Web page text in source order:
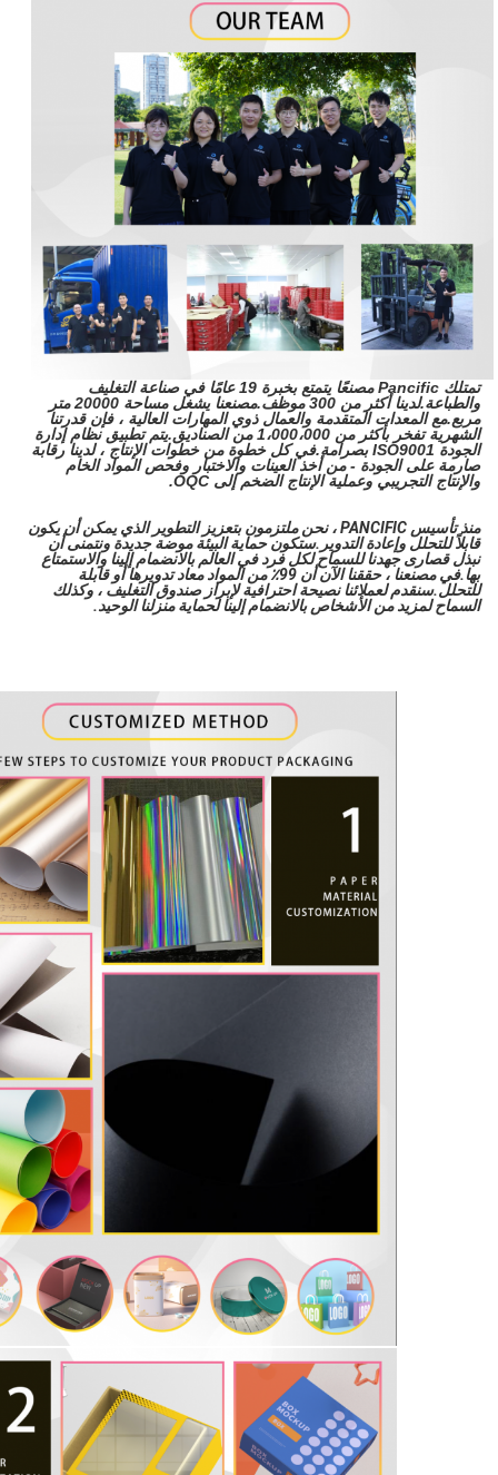
تمتلك Pancific مصنعًا يتمتع بخبرة 19 عامًا في صناعة التغليف
والطباعة.لدينا أكثر من 300 موظف.مصنعنا يشغل مساحة 20000 متر
مربع.مع المعدات المتقدمة والعمال ذوي المهارات العالية ، فإن قدرتنا
الشهرية تفخر بأكثر من 1،000،000 من الصناديق.يتم تطبيق نظام إدارة
الجودة ISO9001 بصرامة.في كل خطوة من خطوات الإنتاج ، لدينا رقابة
صارمة على الجودة - من أخذ العينات والاختبار وفحص المواد الخام
والإنتاج التجريبي وعملية الإنتاج الضخم إلى OQC.
منذ تأسيس PANCIFIC ، نحن ملتزمون بتعزيز التطوير الذي يمكن أن يكون
قابلاً للتحلل وإعادة التدوير.ستكون حماية البيئة موضة جديدة ونتمنى أن
نبذل قصارى جهدنا للسماح لكل فرد في العالم بالانضمام إلينا والاستمتاع
بها.في مصنعنا ، حققنا الآن أن 99٪ من المواد معاد تدويرها أو قابلة
للتحلل.سنقدم لعملائنا نصيحة احترافية لإبراز صندوق التغليف ، وكذلك
السماح لمزيد من الأشخاص بالانضمام إلينا لحماية منزلنا الوحيد.